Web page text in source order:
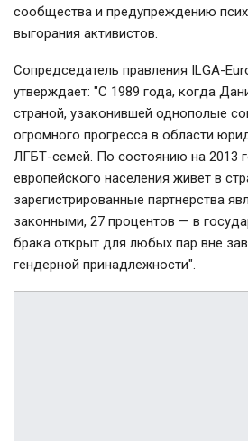
сообщества и предупреждению
выгорания активистов.
Сопредседатель правления ILGA-
утверждает: "С 1989 года, когда
страной, узаконившей однополые
огромного прогресса в области
ЛГБТ-семей. По состоянию на 2013
европейского населения живет в
зарегистрированные партнерства
законными, 27 процентов — в
брака открыт для любых пар вне
гендерной принадлежности".